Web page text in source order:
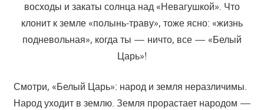
восходы и закаты солнца над «Невагушкой». Что
клонит к земле «полынь-траву», тоже ясно: «жизнь
подневольная», когда ты — ничто, все — «Белый
Царь»!
Смотри, «Белый Царь»: народ и земля неразличимы.
Народ уходит в землю. Земля прорастает народом —